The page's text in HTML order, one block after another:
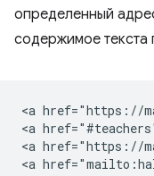
определенный
содержимое текста
<a href="https://
<a
<a href="https://
<a